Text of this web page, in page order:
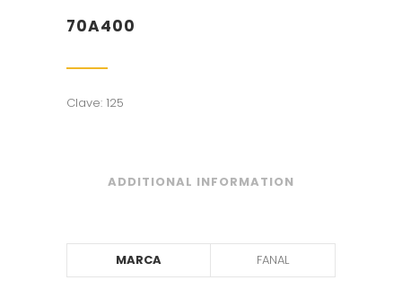
70A400
Clave: 125
ADDITIONAL INFORMATION
MARCA FANAL